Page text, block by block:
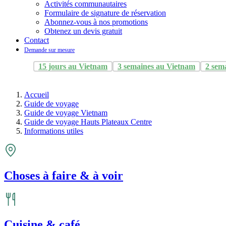
Activités communautaires
Formulaire de signature de réservation
Abonnez-vous à nos promotions
Obtenez un devis gratuit
Contact
Demande sur mesure
15 jours au Vietnam 3 semaines au Vietnam 2
Accueil
Guide de voyage
Guide de voyage Vietnam
Guide de voyage Hauts Plateaux Centre
Informations utiles
Choses à faire & à voir